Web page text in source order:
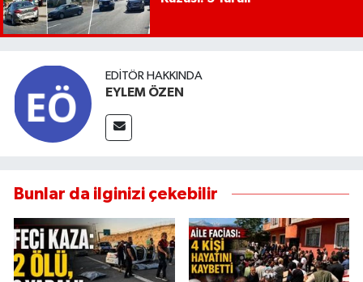
EDITÖR HAKKINDA
EYLEM ÖZEN
Bunlar da ilginizi çekebilir